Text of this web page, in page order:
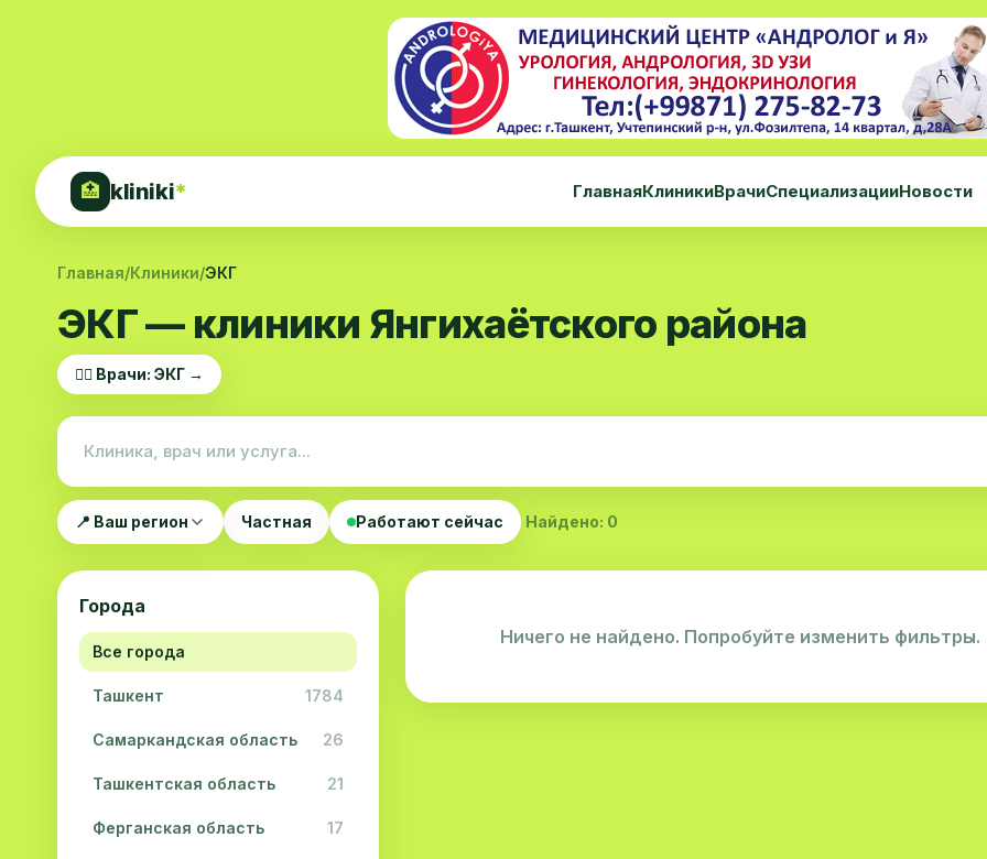
🏥 kliniki* ГлавнаяКлиникиВрачиСпециализацииНовости
Главная/Клиники/ЭКГ
ЭКГ — клиники Янгихаётского района
👨‍⚕️ Врачи: ЭКГ →
📍 Ваш регион Частная Работают сейчас Найдено: 0
Города
Все города
Ташкент 1784
Самаркандская область 26
Ташкентская область 21
Ферганская область 17
Ничего не найдено. Попробуйте изменить фильтры.